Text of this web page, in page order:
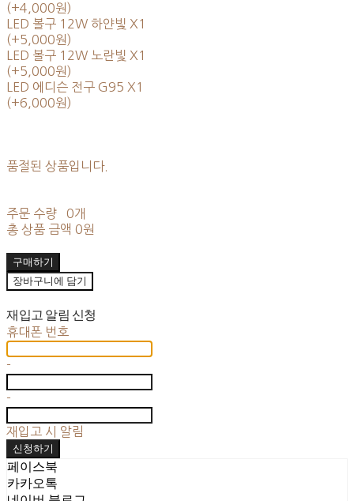
(+4,000원)
LED 볼구 12W 하얀빛 X1
(+5,000원)
LED 볼구 12W 노란빛 X1
(+5,000원)
LED 에디슨 전구 G95 X1
(+6,000원)
품절된 상품입니다.
주문 수량
0개
총 상품 금액 0원
구매하기
장바구니에 담기
재입고 알림 신청
휴대폰 번호
-
-
재입고 시 알림
신청하기
페이스북
카카오톡